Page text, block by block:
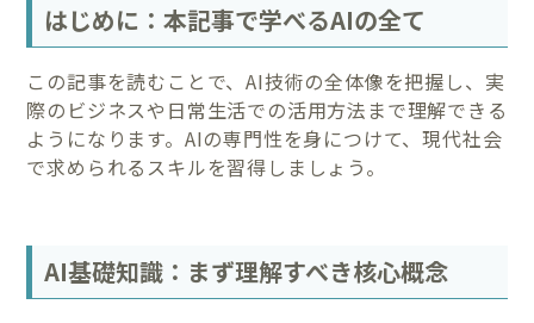
はじめに：本記事で学べるAIの全て
この記事を読むことで、AI技術の全体像を把握し、実
際のビジネスや日常生活での活用方法まで理解できる
ようになります。AIの専門性を身につけて、現代社会
で求められるスキルを習得しましょう。
AI基礎知識：まず理解すべき核心概念